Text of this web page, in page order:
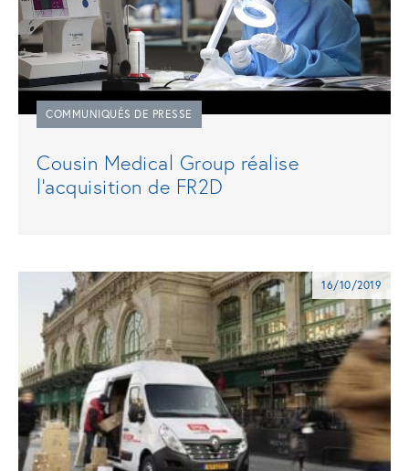
COMMUNIQUÉS DE PRESSE
Cousin Medical Group réalise
l’acquisition de FR2D
16/10/2019